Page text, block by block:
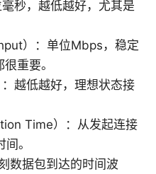
秒，越低越好，尤其是
）：单位Mbps，稳定
重要。
越低越好，理想状态接
Time）：从发起连接
。
数据包到达的时间波